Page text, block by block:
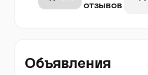
отзывов
Объявления